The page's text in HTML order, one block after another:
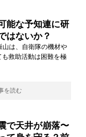
能な予知連に研
はないか？
山は、自衛隊の機材や
救助活動は困難を極
を読む
で天井が崩落〜